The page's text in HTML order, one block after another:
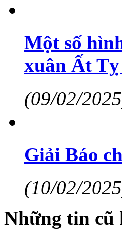
Một số
xuân Ất Tỵ
(09/02/
Giải Báo
(10/02/
Những tin cũ